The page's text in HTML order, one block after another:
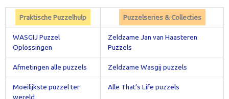
Praktische Puzzelhulp Puzzelseries & Collecties
WASGIJ Puzzel
Oplossingen
Zeldzame Jan van Haasteren
Puzzels
Afmetingen alle puzzels Zeldzame Wasgij puzzels
Moeilijkste puzzel ter
wereld
Alle That’s Life puzzels